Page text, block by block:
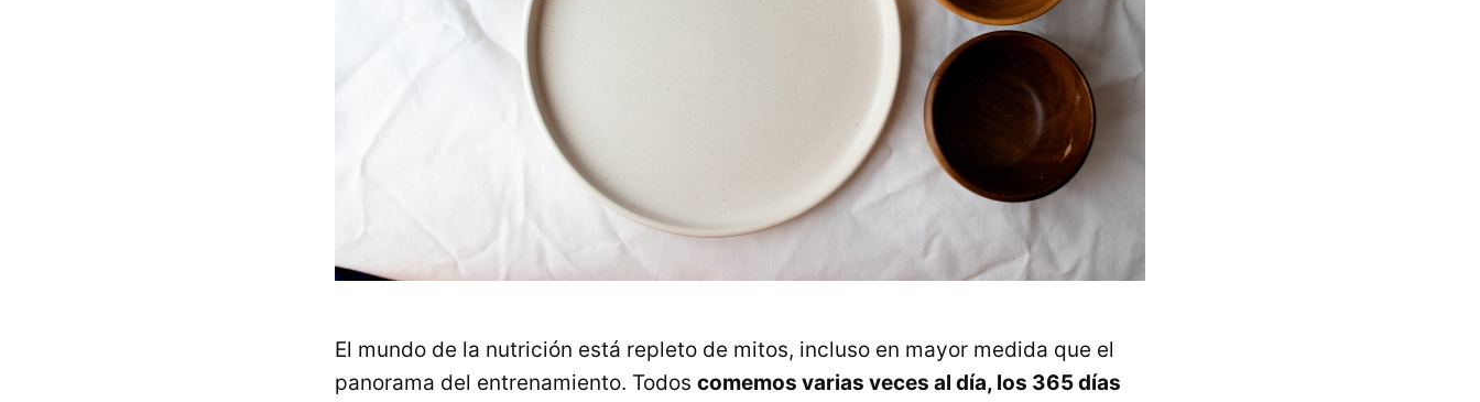
El mundo de la nutrición está repleto de mitos, incluso en mayor medida que el
panorama del entrenamiento. Todos comemos varias veces al día, los 365 días